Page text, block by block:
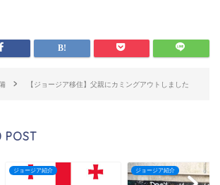
【ジョージア移住】父親にカミングアウトしました
POST
ジョージア紹介 ジョージア紹介